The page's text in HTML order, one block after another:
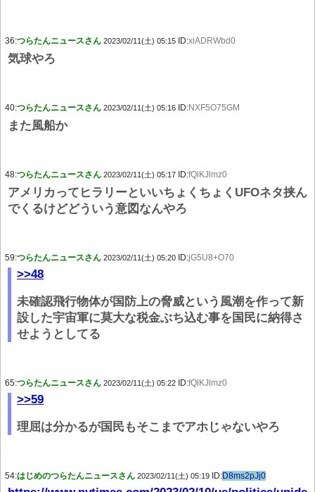
36:つらたんニュースさん 2023/02/11(土) 05:15 ID:xiADRWbd0
気球やろ
40:つらたんニュースさん 2023/02/11(土) 05:16 ID:NXF5O75GM
また風船か
48:つらたんニュースさん 2023/02/11(土) 05:17 ID:fQlKJlmz0
アメリカってヒラリーといいちょくちょくUFOネタ挟ん
でくるけどどういう意図なんやろ
59:つらたんニュースさん 2023/02/11(土) 05:20 ID:jG5U8+O70
>>48
未確認飛行物体が国防上の脅威という風潮を作って新
設した宇宙軍に莫大な税金ぶち込む事を国民に納得さ
せようとしてる
65:つらたんニュースさん 2023/02/11(土) 05:22 ID:fQlKJlmz0
>>59
理屈は分かるが国民もそこまでアホじゃないやろ
54:はじめのつらたんニュースさん 2023/02/11(土) 05:19 ID:D8ms2pJj0